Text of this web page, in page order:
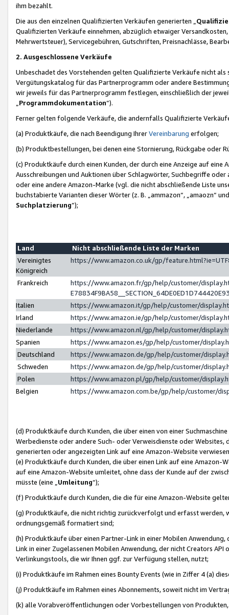
ihm bezahlt.
Die aus den einzelnen Qualifizierten Verkäufen generierten „
Qualifizierten Verkäufe einnehmen, abzüglich etwaiger
Mehrwertsteuer), Servicegebühren, Gutschriften, Preisnachlässe,
2. Ausgeschlossene Verkäufe
Unbeschadet des Vorstehenden gelten Qualifizierte Verkäufe nicht
Vergütungskatalog für das Partnerprogramm oder andere
wir jeweils für das Partnerprogramm festlegen, einschließlich der
Programmdokumentation“).
Ferner gelten folgende Verkäufe, die andernfalls Qualifizierte
(a) Produktkäufe, die nach Beendigung IhrerVereinbarung erfolgen;
(b) Produktbestellungen, bei denen eine Stornierung, Rückgabe oder
(c) Produktkäufe durch einen Kunden, der durch eine Anzeige auf
Ausschreibungen und Auktionen über Schlagwörter, Suchbegriffe
oder eine andere Amazon-Marke (vgl. die nicht abschließende Liste
buchstabierte Varianten dieser Wörter (z. B. „ammazon“, „amaozn“
Suchplatzierung”);
Land
Nicht abschließende Liste der Marken
Vereinigtes
Königreich
https://www.amazon.co.uk/gp/
Frankreich
https://www.amazon.fr/gp/help/customer/
Italien
https://www.amazon.it/gp/help/customer/
Irland
https://www.amazon.ie/gp/help/customer/
Niederlande
https://www.amazon.nl/gp/help/customer/
Spanien
https://www.amazon.es/gp/help/customer/
Deutschland
https://www.amazon.de/gp/help/customer/
Schweden
https://www.amazon.de/gp/help/customer/
Polen
https://www.amazon.pl/gp/help/customer/
Belgien
https://www.amazon.com.be/gp/help/customer/
(d) Produktkäufe durch Kunden, die über einen von einer
Werbedienste oder andere Such- oder Verweisdienste oder Websites,
generierten oder angezeigten Link auf eine Amazon-Website
(e) Produktkäufe durch Kunden, die über einen Link auf eine
auf eine Amazon-Website umleitet, ohne dass der Kunde auf der
müsste (eine „ Umleitung“);
(f) Produktkäufe durch Kunden, die die für eine Amazon-Website
(g) Produktkäufe, die nicht richtig zurückverfolgt und erfasst werden,
ordnungsgemäß formatiert sind;
(h) Produktkäufe über einen Partner-Link in einer Mobilen
Link in einer Zugelassenen Mobilen Anwendung, der nicht Creators
Verlinkungstools, die wir Ihnen ggf. zur Verfügung stellen, nutzt;
(i) Produktkäufe im Rahmen eines Bounty Events (wie in Ziffer 4 (a)
(j) Produktkäufe im Rahmen eines Abonnements, soweit nicht im
(k) alle Vorabveröffentlichungen oder Vorbestellungen von